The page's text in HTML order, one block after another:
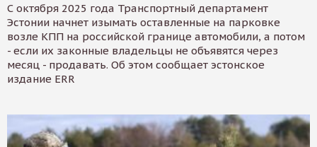
С октября 2025 года Транспортный департамент
Эстонии начнет изымать оставленные на парковке
возле КПП на российской границе автомобили, а потом
- если их законные владельцы не объявятся через
месяц - продавать. Об этом сообщает эстонское
издание ERR